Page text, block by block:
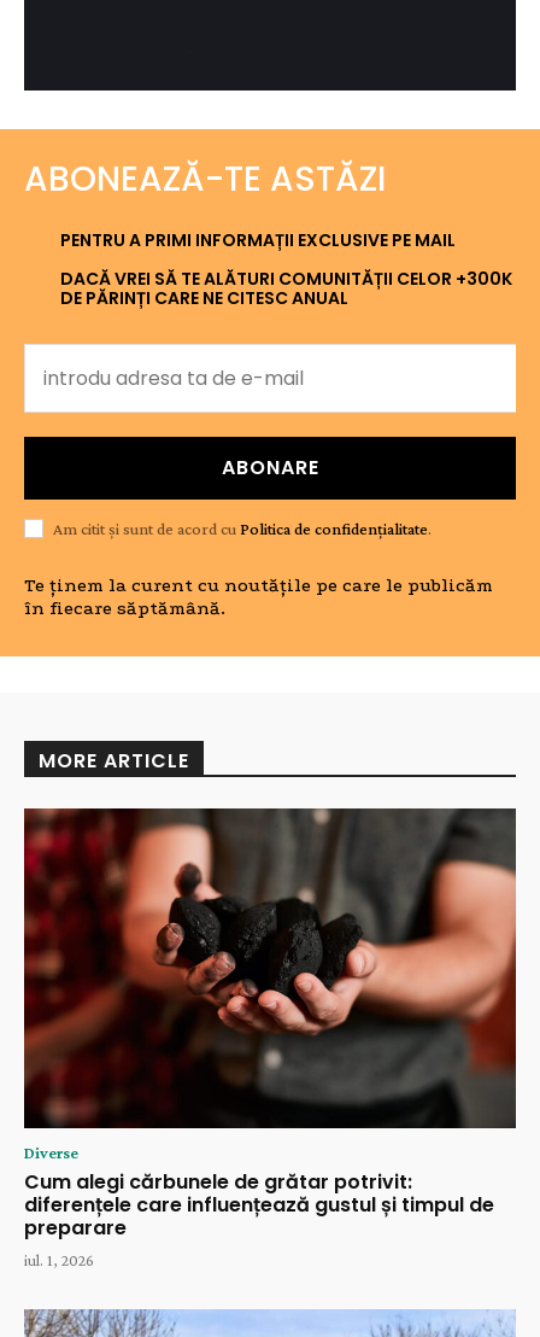
ABONEAZĂ-TE ASTĂZI
PENTRU A PRIMI INFORMAȚII EXCLUSIVE PE MAIL
DACĂ VREI SĂ TE ALĂTURI COMUNITĂȚII CELOR +300K
DE PĂRINȚI CARE NE CITESC ANUAL
ABONARE
Am citit și sunt de acord cu Politica de confidențialitate.
Te ținem la curent cu noutățile pe care le publicăm
în fiecare săptămână.
MORE ARTICLE
Diverse
Cum alegi cărbunele de grătar potrivit:
diferențele care influențează gustul și timpul de
preparare
iul. 1, 2026